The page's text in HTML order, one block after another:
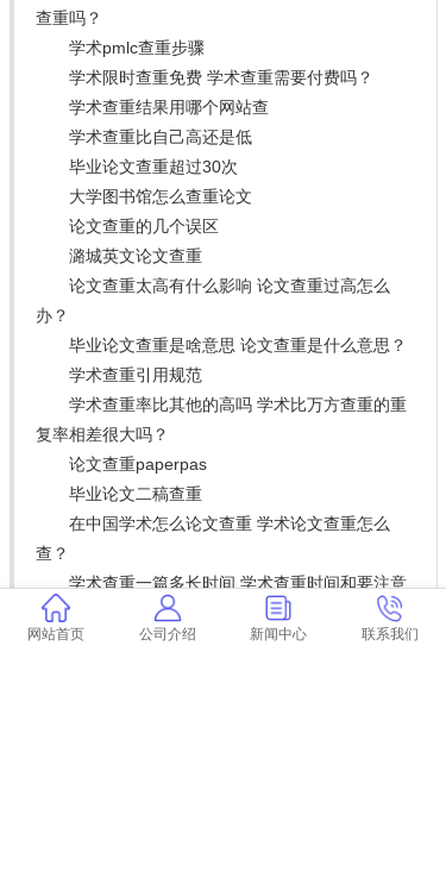
查重吗？
学术pmlc查重步骤
学术限时查重免费 学术查重需要付费吗？
学术查重结果用哪个网站查
学术查重比自己高还是低
毕业论文查重超过30次
大学图书馆怎么查重论文
论文查重的几个误区
潞城英文论文查重
论文查重太高有什么影响 论文查重过高怎么
办？
毕业论文查重是啥意思 论文查重是什么意思？
学术查重引用规范
学术查重率比其他的高吗 学术比万方查重的重
复率相差很大吗？
论文查重paperpas
毕业论文二稿查重
在中国学术怎么论文查重 学术论文查重怎么
查？
学术查重一篇多长时间 学术查重时间和要注意
什么？
食品检测的相关论文 食品检测的最终结果是什
网站首页 公司介绍 新闻中心 联系我们